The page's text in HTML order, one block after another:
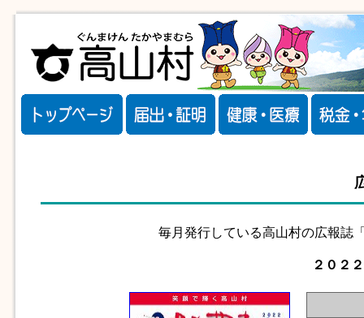
毎月発行している高山村の広報誌
２０２